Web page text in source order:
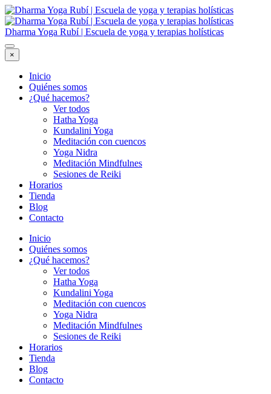
Dharma Yoga Rubí | Escuela de yoga y terapias holísticas
×
Inicio
Quiénes somos
¿Qué hacemos?
Ver todos
Hatha Yoga
Kundalini Yoga
Meditación con cuencos
Yoga Nidra
Meditación Mindfulnes
Sesiones de Reiki
Horarios
Tienda
Blog
Contacto
Inicio
Quiénes somos
¿Qué hacemos?
Ver todos
Hatha Yoga
Kundalini Yoga
Meditación con cuencos
Yoga Nidra
Meditación Mindfulnes
Sesiones de Reiki
Horarios
Tienda
Blog
Contacto